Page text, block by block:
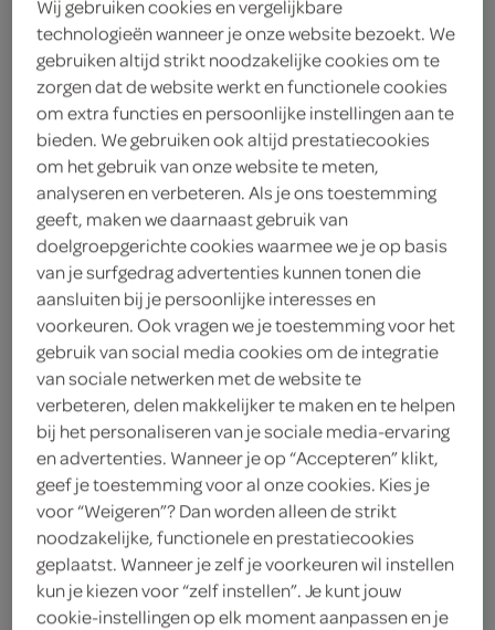
matze@despar.info
van der Takstraat 56 3071 LM Rotterdam
plan je route
bekijk meer vestigingen
KVK 93171803
boodschappen
bestellen
verse broodjes, wraps, snacks
& salades
bestellen
Wij gebruiken cookies en vergelijkbare
technologieën wanneer je onze website bezoekt. We
gebruiken altijd strikt noodzakelijke cookies om te
zorgen dat de website werkt en functionele cookies
om extra functies en persoonlijke instellingen aan te
bieden. We gebruiken ook altijd prestatiecookies
om het gebruik van onze website te meten,
analyseren en verbeteren. Als je ons toestemming
geeft, maken we daarnaast gebruik van
doelgroepgerichte cookies waarmee we je op basis
van je surfgedrag advertenties kunnen tonen die
aansluiten bij je persoonlijke interesses en
voorkeuren. Ook vragen we je toestemming voor het
gebruik van social media cookies om de integratie
van sociale netwerken met de website te
verbeteren, delen makkelijker te maken en te helpen
bij het personaliseren van je sociale media-ervaring
en advertenties. Wanneer je op “Accepteren” klikt,
geef je toestemming voor al onze cookies. Kies je
voor “Weigeren”? Dan worden alleen de strikt
noodzakelijke, functionele en prestatiecookies
geplaatst. Wanneer je zelf je voorkeuren wil instellen
kun je kiezen voor “zelf instellen”. Je kunt jouw
cookie-instellingen op elk moment aanpassen en je